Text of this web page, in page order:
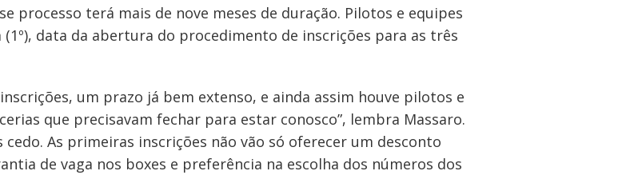
processo terá mais de nove meses de duração. Pilotos e equipes
data da abertura do procedimento de inscrições para as três
um prazo já bem extenso, e ainda assim houve pilotos e
que precisavam fechar para estar conosco”, lembra Massaro.
As primeiras inscrições não vão só oferecer um desconto
de vaga nos boxes e preferência na escolha dos números dos